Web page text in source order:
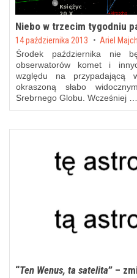
Niebo w trzecim tygodniu
Posted on
14 października 2013 by Ariel
Środek października nie
obserwatorów komet i
względu na przypadającą
okraszoną słabo
Srebrnego Globu. Wcześniej …
“Ten Wenus, ta satelita” –